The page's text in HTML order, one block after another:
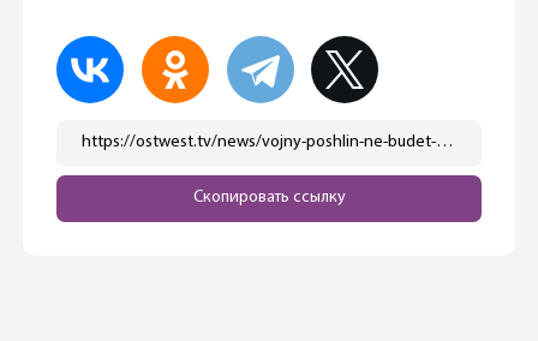
https://ostwest.tv/news/vojny-poshlin-ne-budet-amerika-i-evrosojuz-zakljuchili-torgovuju-sdelku-tarify-dlya-es-sostavyat-15/
Скопировать ссылку